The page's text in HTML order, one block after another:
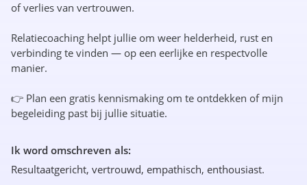
Ik word omschreven als:
Resultaatgericht, vertrouwd, empathisch, enthousiast.
of verlies van vertrouwen.
Relatiecoaching helpt jullie om weer helderheid, rust en
verbinding te vinden — op een eerlijke en respectvolle
manier.
👉 Plan een gratis kennismaking om te ontdekken of mijn
begeleiding past bij jullie situatie.